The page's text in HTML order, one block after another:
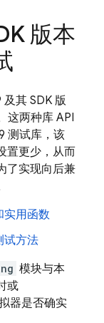
版本
其 SDK 版
这两种库 API
测试库，该
置更少，从而
了实现向后兼
实用函数
试方法
模块与本
或
器是否确实